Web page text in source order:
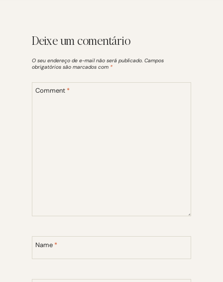
Deixe um comentário
O seu endereço de e-mail não será publicado. Campos
obrigatórios são marcados com *
Comment *
Name *